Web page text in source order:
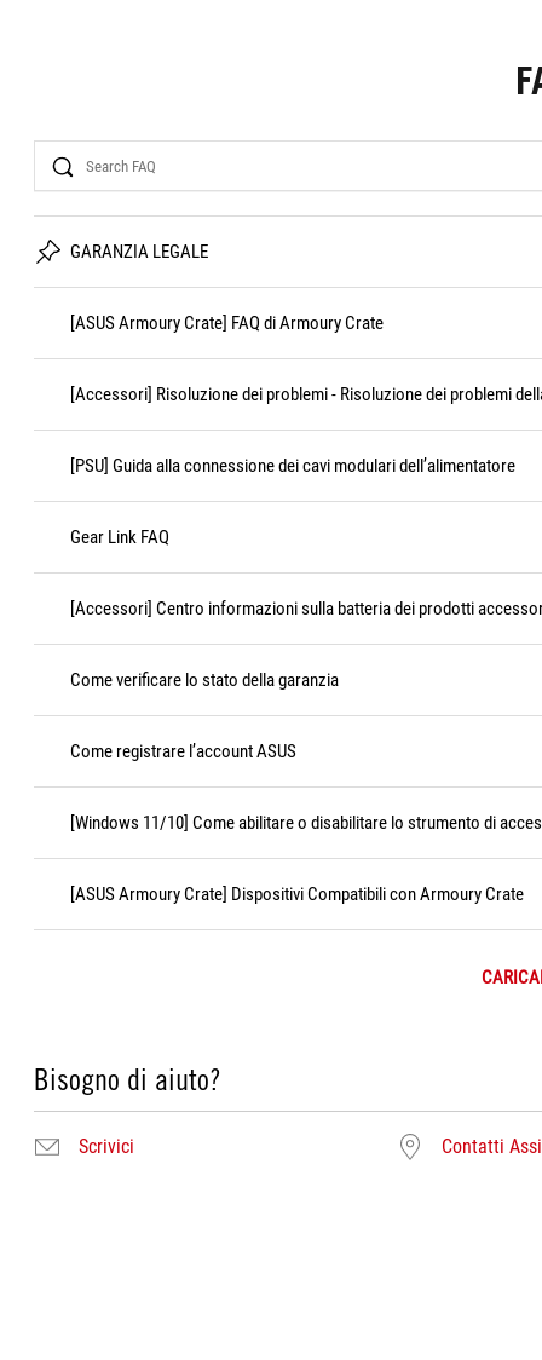
Search
GARANZIA LEGALE
[ASUS Armoury Crate] FAQ di Armoury Crate
[Accessori] Risoluzione dei problemi - Risoluzione dei problemi
[PSU] Guida alla connessione dei cavi modulari dell’alimentatore
Gear Link FAQ
[Accessori] Centro informazioni sulla batteria dei prodotti
Come verificare lo stato della garanzia
Come registrare l’account ASUS
[Windows 11/10] Come abilitare o disabilitare lo strumento di
[ASUS Armoury Crate] Dispositivi Compatibili con Armoury Crate
Bisogno di aiuto?
Scrivici Contatti